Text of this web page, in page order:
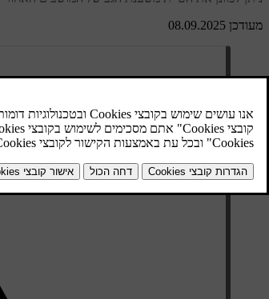
מעודכן 08.09.2025